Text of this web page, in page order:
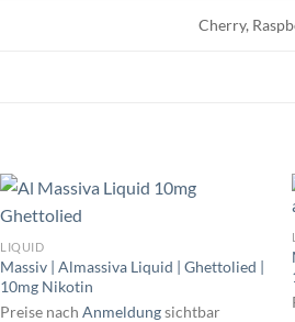
Cherry,
LIQUID
Massiv | Almassiva Liquid | Ghettolied |
10mg Nikotin
Preise nachAnmeldungsichtbar